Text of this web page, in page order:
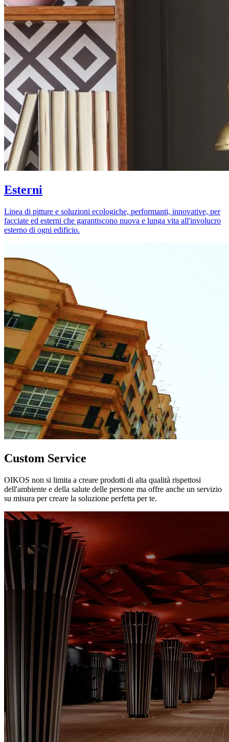
Esterni
Linea di pitture e soluzioni ecologiche, performanti, innovative, per
facciate ed esterni che garantiscono nuova e lunga vita all'involucro
esterno di ogni edificio.
Custom Service
OIKOS non si limita a creare prodotti di alta qualità rispettosi
dell'ambiente e della salute delle persone ma offre anche un servizio
su misura per creare la soluzione perfetta per te.